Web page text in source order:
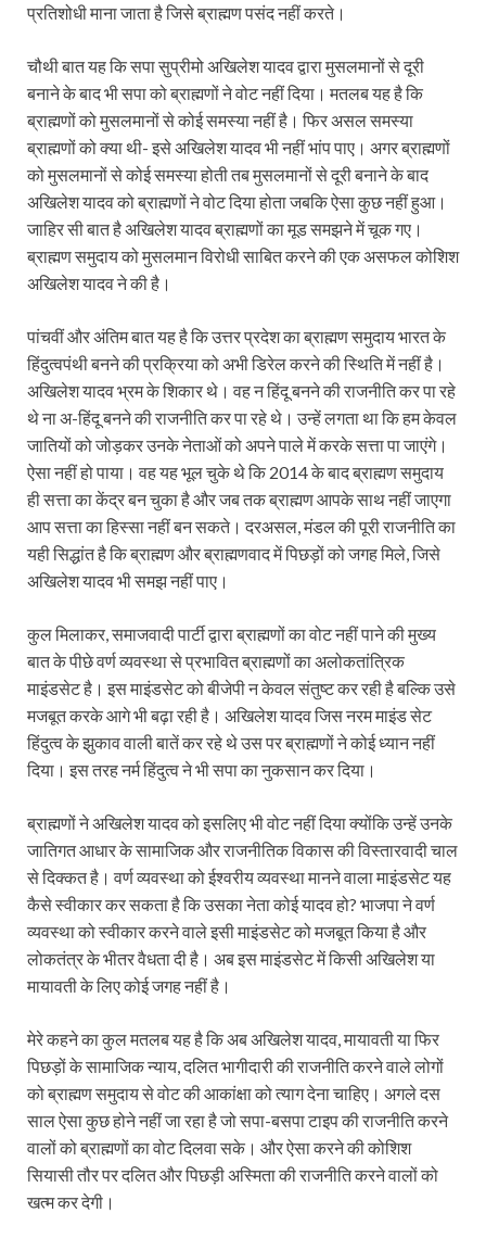
प्रतिशोधी माना जाता है जिसे ब्राह्मण पसंद नहीं करते।
चौथी बात यह कि सपा सुप्रीमो अखिलेश यादव द्वारा मुसलमानों से दूरी
बनाने के बाद भी सपा को ब्राह्मणों ने वोट नहीं दिया। मतलब यह है कि
ब्राह्मणों को मुसलमानों से कोई समस्या नहीं है। फिर असल समस्या
ब्राह्मणों को क्या थी- इसे अखिलेश यादव भी नहीं भांप पाए। अगर ब्राह्मणों
को मुसलमानों से कोई समस्या होती तब मुसलमानों से दूरी बनाने के बाद
अखिलेश यादव को ब्राह्मणों ने वोट दिया होता जबकि ऐसा कुछ नहीं हुआ।
जाहिर सी बात है अखिलेश यादव ब्राह्मणों का मूड समझने में चूक गए।
ब्राह्मण समुदाय को मुसलमान विरोधी साबित करने की एक असफल कोशिश
अखिलेश यादव ने की है।
पांचवीं और अंतिम बात यह है कि उत्तर प्रदेश का ब्राह्मण समुदाय भारत के
हिंदुत्वपंथी बनने की प्रक्रिया को अभी डिरेल करने की स्थिति में नहीं है।
अखिलेश यादव भ्रम के शिकार थे। वह न हिंदू बनने की राजनीति कर पा रहे
थे ना अ-हिंदू बनने की राजनीति कर पा रहे थे। उन्हें लगता था कि हम केवल
जातियों को जोड़कर उनके नेताओं को अपने पाले में करके सत्ता पा जाएंगे।
ऐसा नहीं हो पाया। वह यह भूल चुके थे कि 2014 के बाद ब्राह्मण समुदाय
ही सत्ता का केंद्र बन चुका है और जब तक ब्राह्मण आपके साथ नहीं जाएगा
आप सत्ता का हिस्सा नहीं बन सकते। दरअसल, मंडल की पूरी राजनीति का
यही सिद्धांत है कि ब्राह्मण और ब्राह्मणवाद में पिछड़ों को जगह मिले, जिसे
अखिलेश यादव भी समझ नहीं पाए।
कुल मिलाकर, समाजवादी पार्टी द्वारा ब्राह्मणों का वोट नहीं पाने की मुख्य
बात के पीछे वर्ण व्यवस्था से प्रभावित ब्राह्मणों का अलोकतांत्रिक
माइंडसेट है। इस माइंडसेट को बीजेपी न केवल संतुष्ट कर रही है बल्कि उसे
मजबूत करके आगे भी बढ़ा रही है। अखिलेश यादव जिस नरम माइंड सेट
हिंदुत्व के झुकाव वाली बातें कर रहे थे उस पर ब्राह्मणों ने कोई ध्यान नहीं
दिया। इस तरह नर्म हिंदुत्व ने भी सपा का नुकसान कर दिया।
ब्राह्मणों ने अखिलेश यादव को इसलिए भी वोट नहीं दिया क्योंकि उन्हें उनके
जातिगत आधार के सामाजिक और राजनीतिक विकास की विस्तारवादी चाल
से दिक्कत है। वर्ण व्यवस्था को ईश्वरीय व्यवस्था मानने वाला माइंडसेट यह
कैसे स्वीकार कर सकता है कि उसका नेता कोई यादव हो? भाजपा ने वर्ण
व्यवस्था को स्वीकार करने वाले इसी माइंडसेट को मजबूत किया है और
लोकतंत्र के भीतर वैधता दी है। अब इस माइंडसेट में किसी अखिलेश या
मायावती के लिए कोई जगह नहीं है।
मेरे कहने का कुल मतलब यह है कि अब अखिलेश यादव, मायावती या फिर
पिछड़ों के सामाजिक न्याय, दलित भागीदारी की राजनीति करने वाले लोगों
को ब्राह्मण समुदाय से वोट की आकांक्षा को त्याग देना चाहिए। अगले दस
साल ऐसा कुछ होने नहीं जा रहा है जो सपा-बसपा टाइप की राजनीति करने
वालों को ब्राह्मणों का वोट दिलवा सके। और ऐसा करने की कोशिश
सियासी तौर पर दलित और पिछड़ी अस्मिता की राजनीति करने वालों को
खत्म कर देगी।